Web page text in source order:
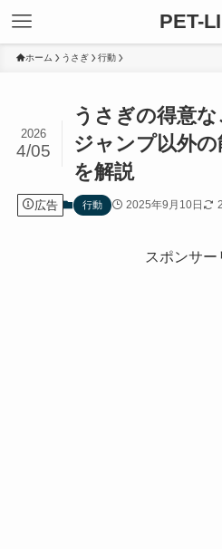
PET-
ホーム うさぎ 行動
うさぎの得意な
ジャンプ以外
を解説
2026
4/05
広告 行動 2025年9月10日
スポンサー